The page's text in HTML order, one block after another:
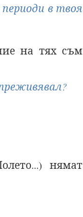
в твоя
на тях съм
нямат